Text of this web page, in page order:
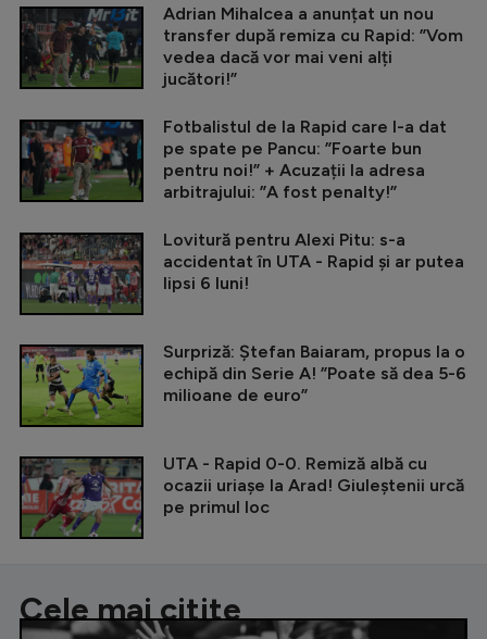
Adrian Mihalcea a anunțat un nou
transfer după remiza cu Rapid: ”Vom
vedea dacă vor mai veni alți
jucători!”
Fotbalistul de la Rapid care l-a dat
pe spate pe Pancu: ”Foarte bun
pentru noi!” + Acuzații la adresa
arbitrajului: ”A fost penalty!”
Lovitură pentru Alexi Pitu: s-a
accidentat în UTA - Rapid și ar putea
lipsi 6 luni!
Surpriză: Ștefan Baiaram, propus la o
echipă din Serie A! ”Poate să dea 5-6
milioane de euro”
UTA - Rapid 0-0. Remiză albă cu
ocazii uriașe la Arad! Giuleștenii urcă
pe primul loc
Cele mai citite